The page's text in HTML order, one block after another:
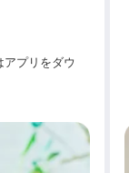
プリをダウ